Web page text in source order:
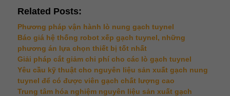
Related Posts:
Phương pháp vận hành lò nung gạch tuynel
Báo giá hệ thống robot xếp gạch tuynel, những
phương án lựa chọn thiết bị tốt nhất
Giải pháp cắt giảm chi phí cho các lò gạch tuynel
Yêu cầu kỹ thuật cho nguyên liệu sản xuất gạch nung
tuynel để có được viên gạch chất lượng cao
Trung tâm hóa nghiệm nguyên liệu sản xuất gạch